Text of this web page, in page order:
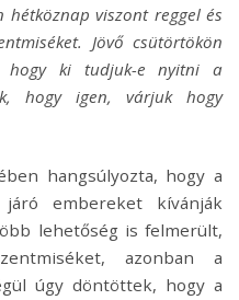
viszont reggel és
Jövő csütörtökön
hogy ki tudjuk-e nyitni a
hogy igen, várjuk hogy
hangsúlyozta, hogy a
embereket kívánják
lehetőség is felmerült,
azonban a
úgy döntöttek, hogy a